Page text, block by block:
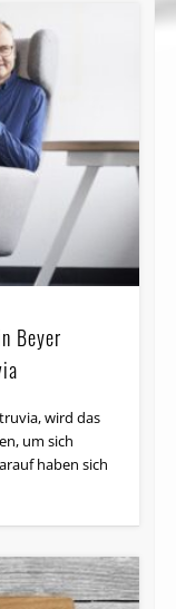
Beyer
wird das
um sich
haben sich